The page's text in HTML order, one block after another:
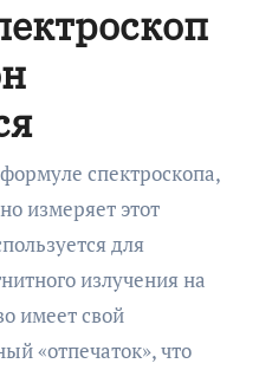
спектроскопа,
измеряет этот
для
излучения на
имеет свой
«отпечаток», что